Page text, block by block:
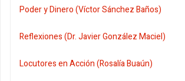
Poder y Dinero (Víctor Sánchez Baños)
Reflexiones (Dr. Javier González Maciel)
Locutores en Acción (Rosalía Buaún)